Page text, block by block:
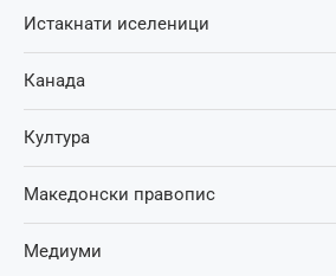
Истакнати иселеници
Канада
Култура
Македонски правопис
Медиуми